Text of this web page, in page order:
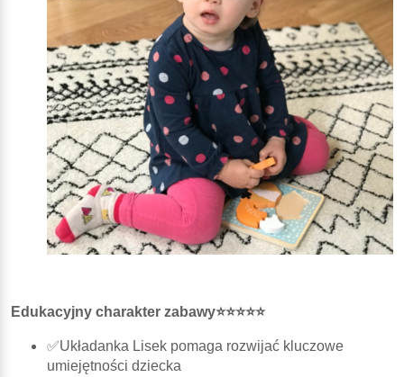
Edukacyjny charakter zabawy⭐⭐⭐⭐⭐
✅Układanka Lisek pomaga rozwijać kluczowe
umiejętności dziecka